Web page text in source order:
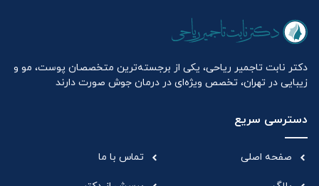
دکتر نابت تاجمیر ریاحی، یکی از برجسته‌ترین متخصصان پوست، مو و
زیبایی در تهران، تخصص ویژه‌ای در درمان جوش صورت دارند
دسترسی سریع
صفحه اصلی تماس با ما